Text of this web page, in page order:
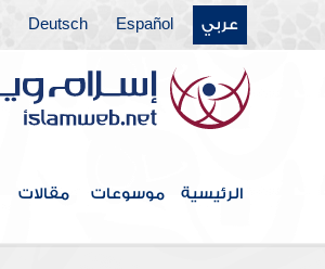
عربي Español
Deutsch
الرئيسية موسوعات مقالات
كتاب الاستئذان والآداب
كتاب الأدب
كتاب الأمثال
كتاب فضائل القرآن
كتاب القراءات